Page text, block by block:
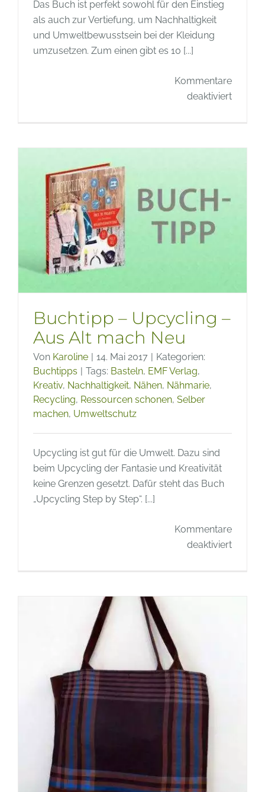
Das Buch ist perfekt sowohl für den Einstieg
als auch zur Vertiefung, um Nachhaltigkeit
und Umweltbewusstsein bei der Kleidung
umzusetzen. Zum einen gibt es 10 [...]
Kommentare
deaktiviertfür
Buchtipp – Upcycling –
Aus Alt mach Neu
Von Karoline | 14. Mai 2017 | Kategorien:
Buchtipps | Tags: Basteln, EMF Verlag,
Kreativ, Nachhaltigkeit, Nähen, Nähmarie,
Recycling, Ressourcen schonen, Selber
machen, Umweltschutz
Upcycling ist gut für die Umwelt. Dazu sind
beim Upcycling der Fantasie und Kreativität
keine Grenzen gesetzt. Dafür steht das Buch
„Upcycling Step by Step“. [...]
Kommentare
deaktiviertfür